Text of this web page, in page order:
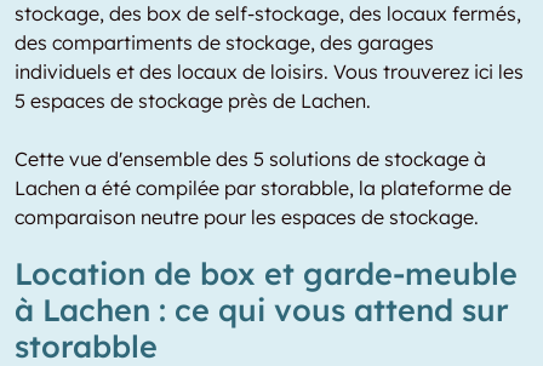
stockage, des box de self-stockage, des locaux fermés,
des compartiments de stockage, des garages
individuels et des locaux de loisirs. Vous trouverez ici les
5 espaces de stockage près de Lachen.
Cette vue d'ensemble des 5 solutions de stockage à
Lachen a été compilée par storabble, la plateforme de
comparaison neutre pour les espaces de stockage.
Location de box et garde-meuble
à Lachen : ce qui vous attend sur
storabble